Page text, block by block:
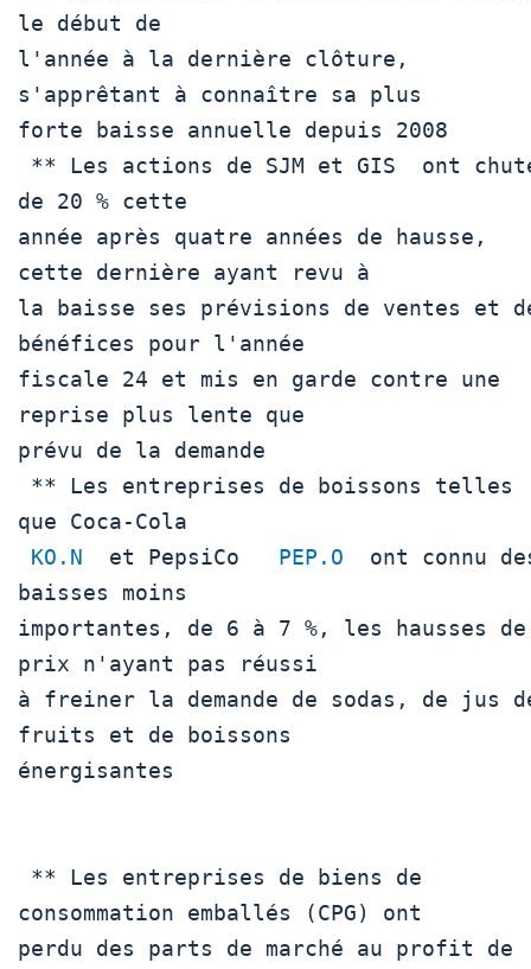
le début de
l'année à la dernière clôture,
s'apprêtant à connaître sa plus
forte baisse annuelle depuis 2008
de 20 % cette
année après quatre années de hausse,
cette dernière ayant revu à
la baisse ses prévisions de ventes et
bénéfices pour l'année
fiscale 24 et mis en garde contre une
reprise plus lente que
prévu de la demande
que Coca-Cola
KO.N
  et PepsiCo
PEP.O
ont connu
baisses moins
importantes, de 6 à 7 %, les hausses de
prix n'ayant pas réussi
à freiner la demande de sodas, de jus
fruits et de boissons
énergisantes
consommation emballés (CPG) ont
perdu des parts de marché au profit de